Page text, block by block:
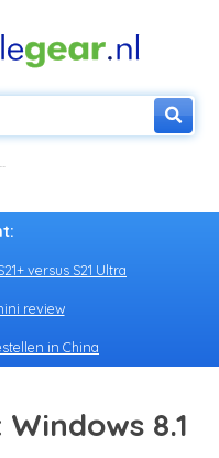
versus S21 Ultra
review
in China
8.1